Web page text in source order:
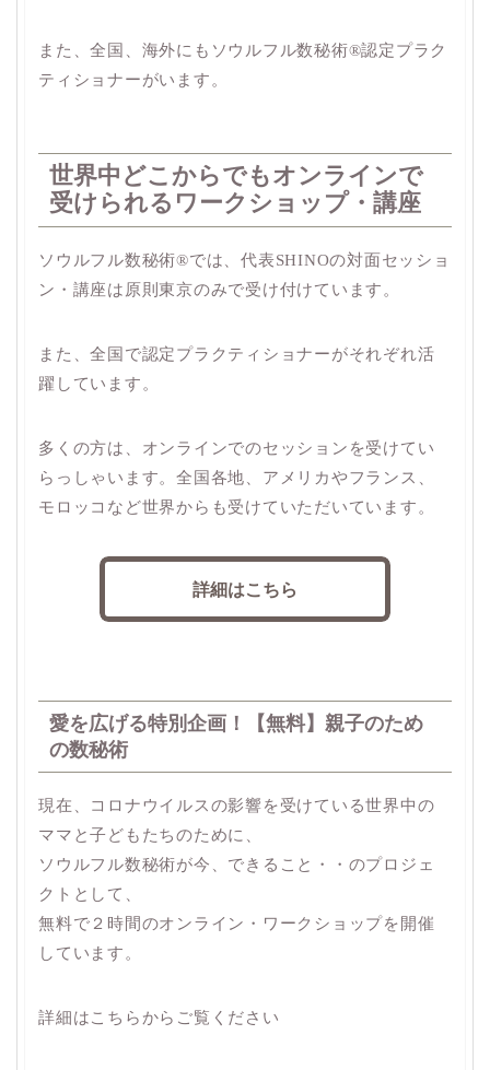
また、全国、海外にもソウルフル数秘術®︎認定プラク
ティショナーがいます。
世界中どこからでもオンラインで
受けられるワークショップ・講座
ソウルフル数秘術®︎では、代表SHINOの対面セッショ
ン・講座は原則東京のみで受け付けています。
また、全国で認定プラクティショナーがそれぞれ活
躍しています。
多くの方は、オンラインでのセッションを受けてい
らっしゃいます。全国各地、アメリカやフランス、
モロッコなど世界からも受けていただいています。
詳細はこちら
愛を広げる特別企画！【無料】親子のため
の数秘術
現在、コロナウイルスの影響を受けている世界中の
ママと子どもたちのために、
ソウルフル数秘術が今、できること・・のプロジェ
クトとして、
無料で２時間のオンライン・ワークショップを開催
しています。
詳細はこちらからご覧ください